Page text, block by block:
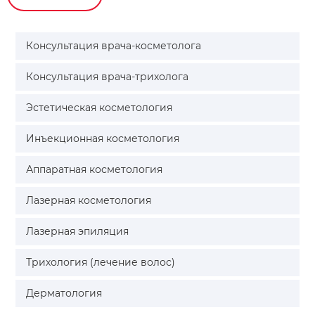
Консультация врача-косметолога
Консультация врача-трихолога
Эстетическая косметология
Инъекционная косметология
Аппаратная косметология
Лазерная косметология
Лазерная эпиляция
Трихология (лечение волос)
Дерматология